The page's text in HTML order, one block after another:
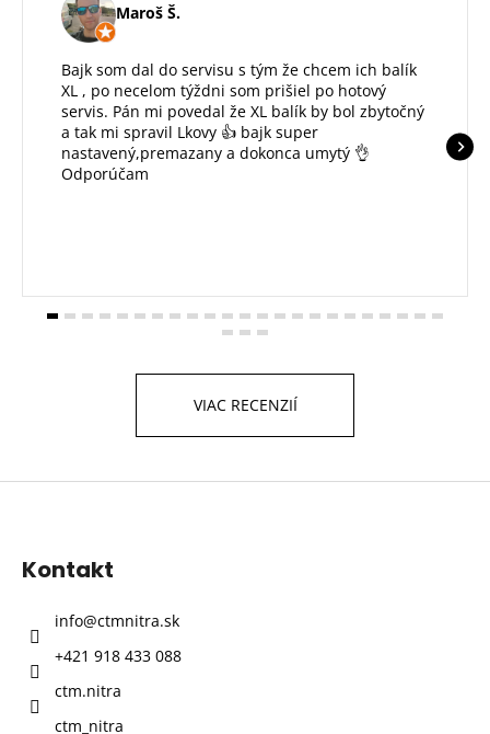
Maroš Š.
Bajk som dal do servisu s tým že chcem ich balík
XL , po necelom týždni som prišiel po hotový
servis. Pán mi povedal že XL balík by bol zbytočný
a tak mi spravil Lkovy 👍 bajk super
nastavený,premazany a dokonca umytý 👌
Odporúčam
VIAC RECENZIÍ
Z
Kontakt
info@ctmnitra.sk
+421 918 433 088
ctm.nitra
ctm_nitra